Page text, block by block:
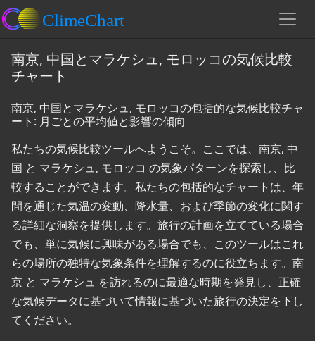
南京, 中国とマラケシュ, モロッコの気候比較
チャート
南京, 中国とマラケシュ, モロッコの包括的な気候比較チャ
ート: 月ごとの平均値と影響の傾向
私たちの気候比較ツールへようこそ。ここでは、南京, 中
国 と マラケシュ, モロッコ の気象パターンを探索し、比
較することができます。私たちの包括的なチャートは、年
間を通じた気温の変動、降水量、および季節の変化に関す
る詳細な洞察を提供します。旅行の計画を立てている場合
でも、単に気候に興味がある場合でも、このツールはこれ
らの場所の独特な気象条件を理解するのに役立ちます。南
京 と マラケシュ を訪れるのに最適な時期を発見し、正確
な気候データに基づいて情報に基づいた旅行の決定を下し
てください。